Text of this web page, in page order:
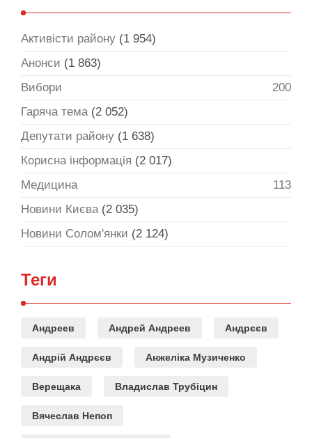
Активісти району (1 954)
Анонси (1 863)
Вибори
200
Гаряча тема(2 052)
Депутати району (1 638)
Корисна інформація (2 017)
Медицина
113
Новини Києва(2 035)
Новини Солом'янки (2 124)
Теги
Андреев Андрей Андреев Андрєєв
Андрій Андрєєв Анжеліка Музиченко
Верещака Владислав Трубіцин
Вячеслав Непоп